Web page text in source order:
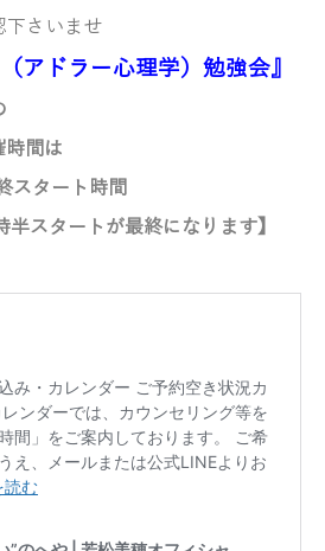
下さいませ
アドラー心理学）勉強会』
時間は
スタート時間
半スタートが最終になります】